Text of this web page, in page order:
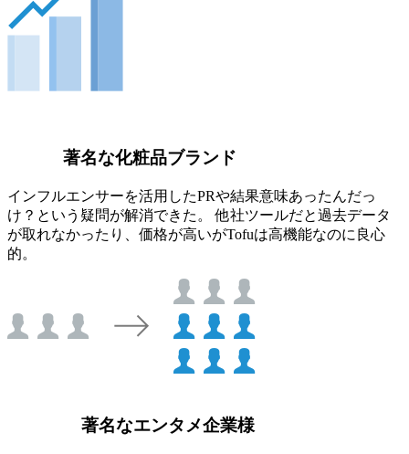
著名な化粧品ブランド
インフルエンサーを活用したPRや結果意味あったんだっ
け？という疑問が解消できた。 他社ツールだと過去データ
が取れなかったり、価格が高いがTofuは高機能なのに良心
的。
著名なエンタメ企業様